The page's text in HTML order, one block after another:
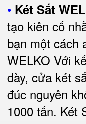
• Két Sắt
tạo kiên cố
bạn một cách
WELKO Với
dày, cửa két
đúc nguyên
1000 tấn. Két